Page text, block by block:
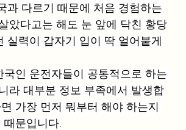
과 다르기 때문에 처음 경험하는
았다고는 해도 눈 앞에 닥친 황당
실력이 갑자기 입이 딱 얼어붙게
인 운전자들이 공통적으로 하는
라 대부분 정보 부족에서 발생합
가장 먼저 뭐부터 해야 하는지
때문입니다.